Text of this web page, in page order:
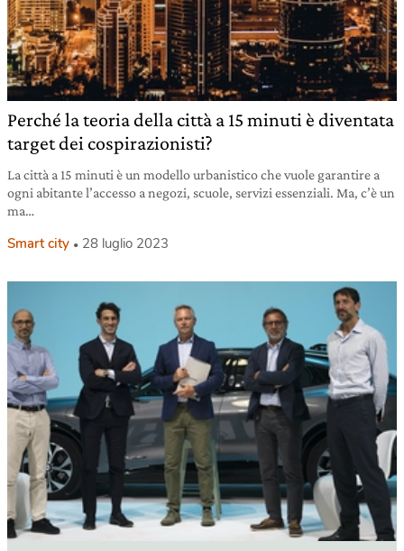
Perché la teoria della città a 15 minuti è diventata
target dei cospirazionisti?
La città a 15 minuti è un modello urbanistico che vuole garantire a
ogni abitante l’accesso a negozi, scuole, servizi essenziali. Ma, c’è un
ma…
Smart city 28 luglio 2023